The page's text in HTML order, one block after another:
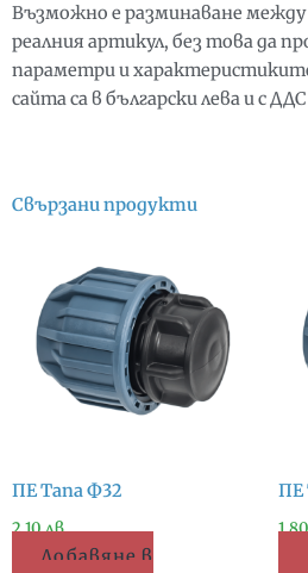
Възможно е разминаване
реалния артикул, без това да
параметри и
сайта са в български лева и с
Свързани продукти
ПЕ Тапа Ф32
2.10лв.
Добавяне в
ПЕ